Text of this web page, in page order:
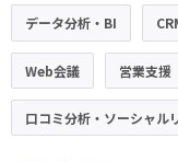
データ分析・BI
Web会議 営業支援
口コミ分析・ソーシャル